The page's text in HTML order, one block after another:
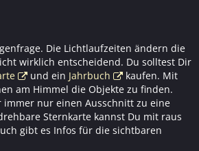
Die Lichtlaufzeiten ändern die
wirklich entscheidend. Du solltest Dir
und ein Jahrbuch
kaufen. Mit
am Himmel die Objekte zu finden.
immer nur einen Ausschnitt zu eine
Sternkarte kannst Du mit raus
gibt es Infos für die sichtbaren